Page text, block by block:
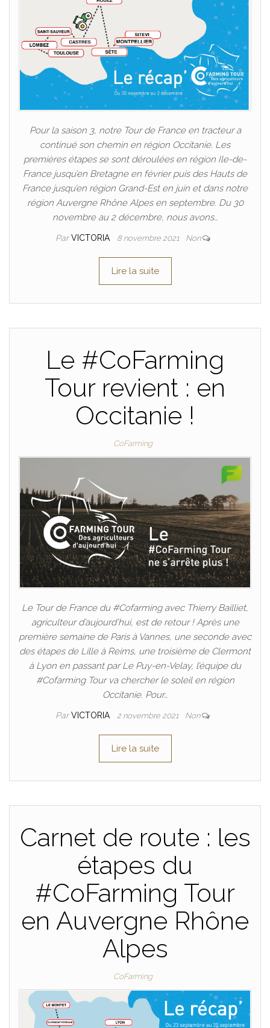
Pour la saison 3, notre Tour de France en tracteur a
continué son chemin en région Occitanie. Les
premières étapes se sont déroulées en région Ile-de-
France jusqu’en Bretagne en février puis des Hauts de
France jusqu’en région Grand-Est en juin et dans notre
région Auvergne Rhône Alpes en septembre. Du 30
novembre au 2 décembre, nous avons…
ParVICTORIA 8 novembre 2021 Non
Lire la suite
Le #CoFarming
Tour revient : en
Occitanie !
CoFarming
Le Tour de France du #Cofarming avec Thierry Bailliet,
agriculteur d’aujourd’hui, est de retour ! Après une
première semaine de Paris à Vannes, une seconde avec
des étapes de Lille à Reims, une troisième de Clermont
à Lyon en passant par Le Puy-en-Velay, l’équipe du
#Cofarming Tour va chercher le soleil en région
Occitanie. Pour…
ParVICTORIA 2 novembre 2021 Non
Lire la suite
Carnet de route : les
étapes du
#CoFarming Tour
en Auvergne Rhône
Alpes
CoFarming